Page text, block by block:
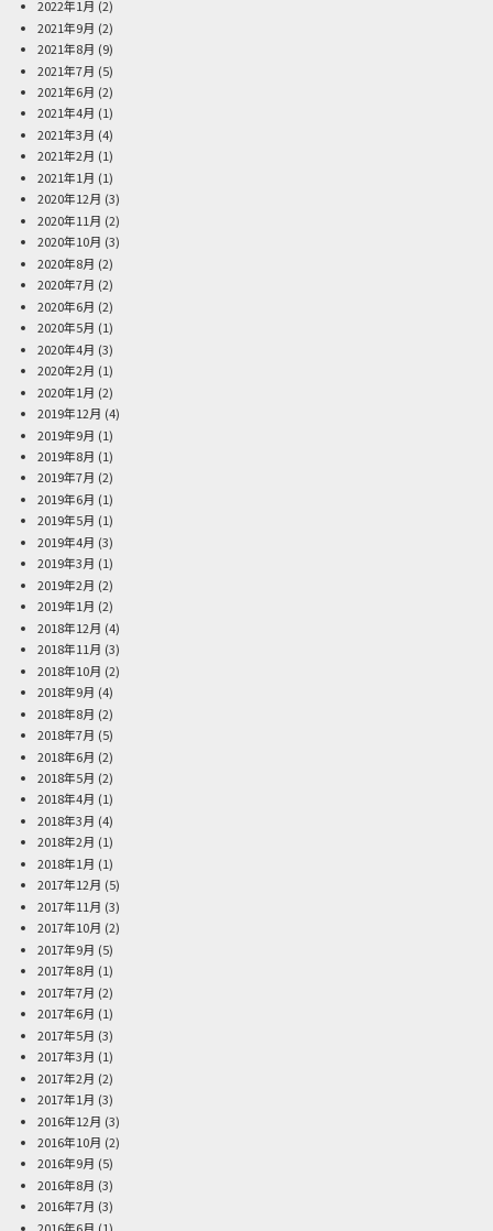
2022年1月 (2)
2021年9月 (2)
2021年8月 (9)
2021年7月 (5)
2021年6月 (2)
2021年4月 (1)
2021年3月 (4)
2021年2月 (1)
2021年1月 (1)
2020年12月 (3)
2020年11月 (2)
2020年10月 (3)
2020年8月 (2)
2020年7月 (2)
2020年6月 (2)
2020年5月 (1)
2020年4月 (3)
2020年2月 (1)
2020年1月 (2)
2019年12月 (4)
2019年9月 (1)
2019年8月 (1)
2019年7月 (2)
2019年6月 (1)
2019年5月 (1)
2019年4月 (3)
2019年3月 (1)
2019年2月 (2)
2019年1月 (2)
2018年12月 (4)
2018年11月 (3)
2018年10月 (2)
2018年9月 (4)
2018年8月 (2)
2018年7月 (5)
2018年6月 (2)
2018年5月 (2)
2018年4月 (1)
2018年3月 (4)
2018年2月 (1)
2018年1月 (1)
2017年12月 (5)
2017年11月 (3)
2017年10月 (2)
2017年9月 (5)
2017年8月 (1)
2017年7月 (2)
2017年6月 (1)
2017年5月 (3)
2017年3月 (1)
2017年2月 (2)
2017年1月 (3)
2016年12月 (3)
2016年10月 (2)
2016年9月 (5)
2016年8月 (3)
2016年7月 (3)